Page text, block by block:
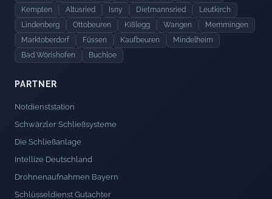
Kempten
Altusried Isny Dietmannsried
Leutkirch
Lindenberg
Ottobeuren Kißlegg Wangen
Memmingen
Marktoberdorf
Füssen Kaufbeuren
Mindelheim
Bad Wörishofen
Buchloe
PARTNER
Notdienststation
Schwärzler Schließsysteme
Die Schließanlage
Intellize Deutschland
Drohnenaufnahmen Bayern
Schlüsseldienst Gutachter